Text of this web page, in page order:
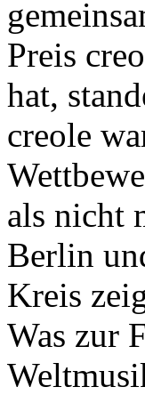
Preis
hat,
creole
als nicht
Berlin
Kreis
Was zur